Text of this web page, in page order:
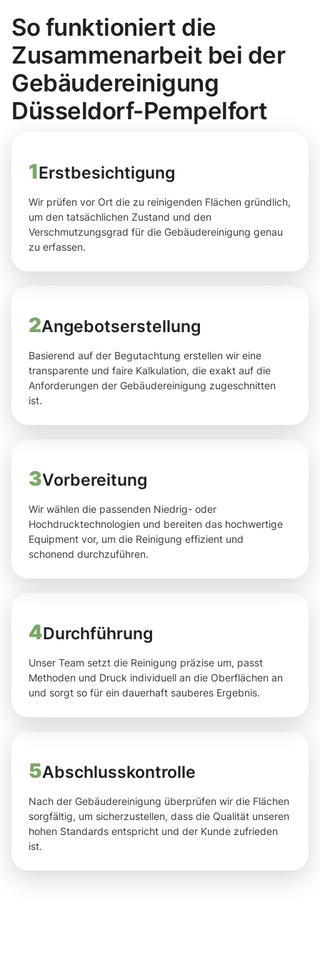
So funktioniert die
Zusammenarbeit bei der
Gebäudereinigung
Düsseldorf-Pempelfort
1Erstbesichtigung
Wir prüfen vor Ort die zu reinigenden Flächen gründlich,
um den tatsächlichen Zustand und den
Verschmutzungsgrad für die Gebäudereinigung genau
zu erfassen.
2Angebotserstellung
Basierend auf der Begutachtung erstellen wir eine
transparente und faire Kalkulation, die exakt auf die
Anforderungen der Gebäudereinigung zugeschnitten
ist.
3Vorbereitung
Wir wählen die passenden Niedrig- oder
Hochdrucktechnologien und bereiten das hochwertige
Equipment vor, um die Reinigung effizient und
schonend durchzuführen.
4Durchführung
Unser Team setzt die Reinigung präzise um, passt
Methoden und Druck individuell an die Oberflächen an
und sorgt so für ein dauerhaft sauberes Ergebnis.
5Abschlusskontrolle
Nach der Gebäudereinigung überprüfen wir die Flächen
sorgfältig, um sicherzustellen, dass die Qualität unseren
hohen Standards entspricht und der Kunde zufrieden
ist.